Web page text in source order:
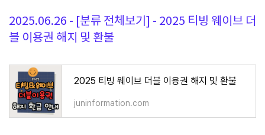
2025.06.26 - [분류 전체보기] - 2025 티빙 웨이브 더
블 이용권 해지 및 환불
2025 티빙 웨이브 더블 이용권 해지 및 환불
juninformation.com